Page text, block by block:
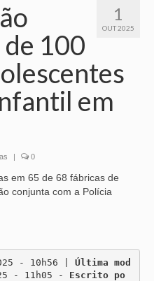
1
OUT 2025
de 100
em
0
em 65 de 68 fábricas de
conjunta com a Polícia
- 10h56 | Última mod
- 11h05 - Escrito po